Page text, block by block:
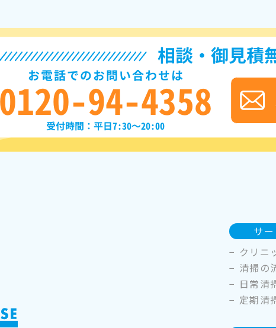
サ
− クリニ
− 清掃の
− 日常清
− 定期清